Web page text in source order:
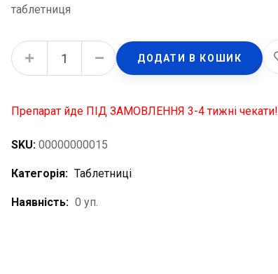
таблетниця
Органайзер для таблеток Мініорганайзер тижневий, максимум quantity
ДОДАТИ В КОШИК
Препарат йде ПІД ЗАМОВЛЕННЯ 3-4 тижні чекати!
SKU: 00000000015
Категорія: Таблетниці
Наявність: 0 уп.